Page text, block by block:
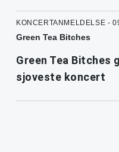
KONCERTANMELDELSE -
Green Tea Bitches
Green Tea Bitches
sjoveste koncert